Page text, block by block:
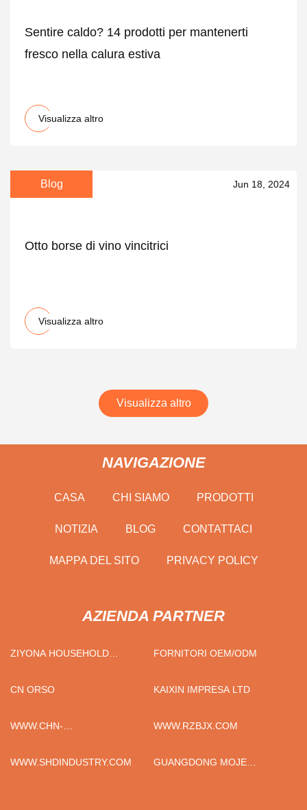
Sentire caldo? 14 prodotti per mantenerti
fresco nella calura estiva
Visualizza altro
Blog Jun 18, 2024
Otto borse di vino vincitrici
Visualizza altro
Visualizza altro
NAVIGAZIONE
CASA CHI SIAMO PRODOTTI
NOTIZIA BLOG CONTATTACI
MAPPA DEL SITO PRIVACY POLICY
AZIENDA PARTNER
ZIYONA HOUSEHOLD
LTD
FORNITORI OEM/ODM
CN ORSO KAIXIN IMPRESA LTD
WWW.CHN-
WWW.RZBJX.COM
WWW.SHDINDUSTRY.COM
GUANGDONG MOJE